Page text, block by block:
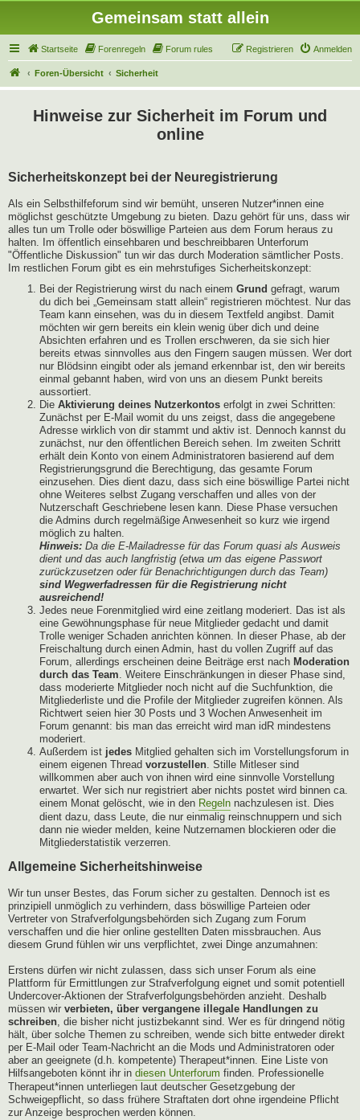
Gemeinsam statt allein
Startseite Forenregeln Forum rules Anmelden
Registrieren
Foren-Übersicht Sicherheit
Hinweise zur Sicherheit im Forum und
online
Sicherheitskonzept bei der Neuregistrierung
Als ein Selbsthilfeforum sind wir bemüht, unseren Nutzer*innen eine
möglichst geschützte Umgebung zu bieten. Dazu gehört für uns, dass wir
alles tun um Trolle oder böswillige Parteien aus dem Forum heraus zu
halten. Im öffentlich einsehbaren und beschreibbaren Unterforum
"Öffentliche Diskussion" tun wir das durch Moderation sämtlicher Posts.
Im restlichen Forum gibt es ein mehrstufiges Sicherheitskonzept:
Bei der Registrierung wirst du nach einem Grund gefragt, warum
du dich bei „Gemeinsam statt allein“ registrieren möchtest. Nur das
Team kann einsehen, was du in diesem Textfeld angibst. Damit
möchten wir gern bereits ein klein wenig über dich und deine
Absichten erfahren und es Trollen erschweren, da sie sich hier
bereits etwas sinnvolles aus den Fingern saugen müssen. Wer dort
nur Blödsinn eingibt oder als jemand erkennbar ist, den wir bereits
einmal gebannt haben, wird von uns an diesem Punkt bereits
aussortiert.
Die Aktivierung deines Nutzerkontos erfolgt in zwei Schritten:
Zunächst per E-Mail womit du uns zeigst, dass die angegebene
Adresse wirklich von dir stammt und aktiv ist. Dennoch kannst du
zunächst, nur den öffentlichen Bereich sehen. Im zweiten Schritt
erhält dein Konto von einem Administratoren basierend auf dem
Registrierungsgrund die Berechtigung, das gesamte Forum
einzusehen. Dies dient dazu, dass sich eine böswillige Partei nicht
ohne Weiteres selbst Zugang verschaffen und alles von der
Nutzerschaft Geschriebene lesen kann. Diese Phase versuchen
die Admins durch regelmäßige Anwesenheit so kurz wie irgend
möglich zu halten.
Hinweis: Da die E-Mailadresse für das Forum quasi als Ausweis
dient und das auch langfristig (etwa um das eigene Passwort
zurückzusetzen oder für Benachrichtigungen durch das Team)
sind Wegwerfadressen für die Registrierung nicht
ausreichend!
Jedes neue Forenmitglied wird eine zeitlang moderiert. Das ist als
eine Gewöhnungsphase für neue Mitglieder gedacht und damit
Trolle weniger Schaden anrichten können. In dieser Phase, ab der
Freischaltung durch einen Admin, hast du vollen Zugriff auf das
Forum, allerdings erscheinen deine Beiträge erst nach Moderation
durch das Team. Weitere Einschränkungen in dieser Phase sind,
dass moderierte Mitglieder noch nicht auf die Suchfunktion, die
Mitgliederliste und die Profile der Mitglieder zugreifen können. Als
Richtwert seien hier 30 Posts und 3 Wochen Anwesenheit im
Forum genannt: bis man das erreicht wird man idR mindestens
moderiert.
Außerdem ist jedes Mitglied gehalten sich im Vorstellungsforum in
einem eigenen Thread vorzustellen. Stille Mitleser sind
willkommen aber auch von ihnen wird eine sinnvolle Vorstellung
erwartet. Wer sich nur registriert aber nichts postet wird binnen ca.
einem Monat gelöscht, wie in den Regeln nachzulesen ist. Dies
dient dazu, dass Leute, die nur einmalig reinschnuppern und sich
dann nie wieder melden, keine Nutzernamen blockieren oder die
Mitgliederstatistik verzerren.
Allgemeine Sicherheitshinweise
Wir tun unser Bestes, das Forum sicher zu gestalten. Dennoch ist es
prinzipiell unmöglich zu verhindern, dass böswillige Parteien oder
Vertreter von Strafverfolgungsbehörden sich Zugang zum Forum
verschaffen und die hier online gestellten Daten missbrauchen. Aus
diesem Grund fühlen wir uns verpflichtet, zwei Dinge anzumahnen:
Erstens dürfen wir nicht zulassen, dass sich unser Forum als eine
Plattform für Ermittlungen zur Strafverfolgung eignet und somit potentiell
Undercover-Aktionen der Strafverfolgungsbehörden anzieht. Deshalb
müssen wir verbieten, über vergangene illegale Handlungen zu
schreiben, die bisher nicht justizbekannt sind. Wer es für dringend nötig
hält, über solche Themen zu schreiben, wende sich bitte entweder direkt
per E-Mail oder Team-Nachricht an die Mods und Administratoren oder
aber an geeignete (d.h. kompetente) Therapeut*innen. Eine Liste von
Hilfsangeboten könnt ihr in diesen Unterforum finden. Professionelle
Therapeut*innen unterliegen laut deutscher Gesetzgebung der
Schweigepflicht, so dass frühere Straftaten dort ohne irgendeine Pflicht
zur Anzeige besprochen werden können.